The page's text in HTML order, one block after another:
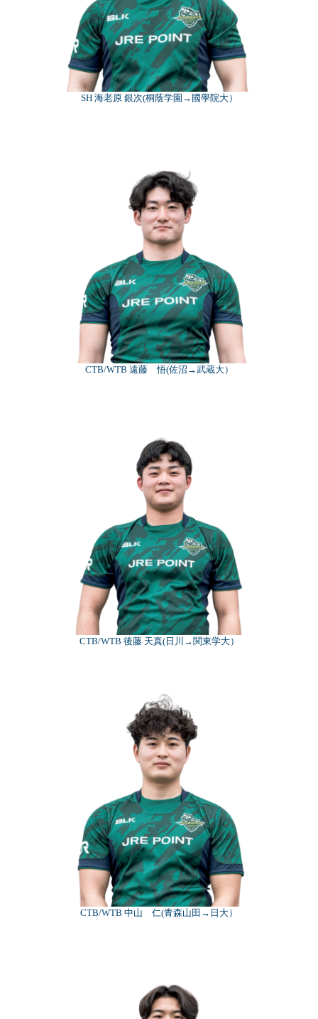
SH 海老原 銀次(桐蔭学園→國學院大）
CTB/WTB 遠藤 悟(佐沼→武蔵大）
CTB/WTB 後藤 天真(日川→関東学大）
CTB/WTB 中山 仁(青森山田→日大）